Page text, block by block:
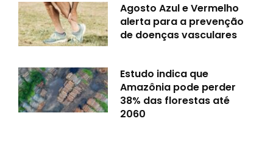
Agosto Azul e Vermelho
alerta para a prevenção
de doenças vasculares
Estudo indica que
Amazônia pode perder
38% das florestas até
2060